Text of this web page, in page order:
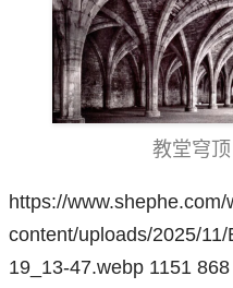
教堂穹顶
https://www.shephe.com/
content/uploads/2025/
19_13-47.webp 1151 868